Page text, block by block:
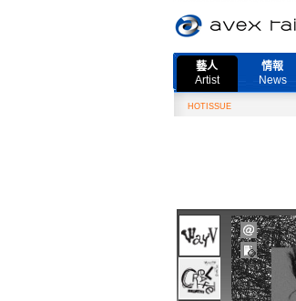
藝人
Artist
情報
News
HOTISSUE